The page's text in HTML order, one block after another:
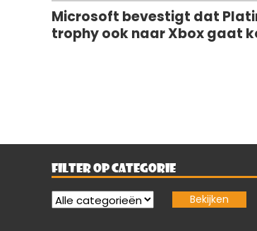
Microsoft bevestigt dat
trophy ook naar Xbox gaat
FILTER OP CATEGORIE